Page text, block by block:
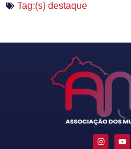
Tag:(s) destaque